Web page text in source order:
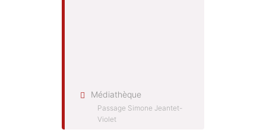
Médiathèque
Passage Simone Jeantet-
Violet